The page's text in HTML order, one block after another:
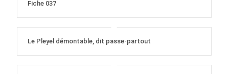
Fiche 037
Le Pleyel démontable, dit passe-partout